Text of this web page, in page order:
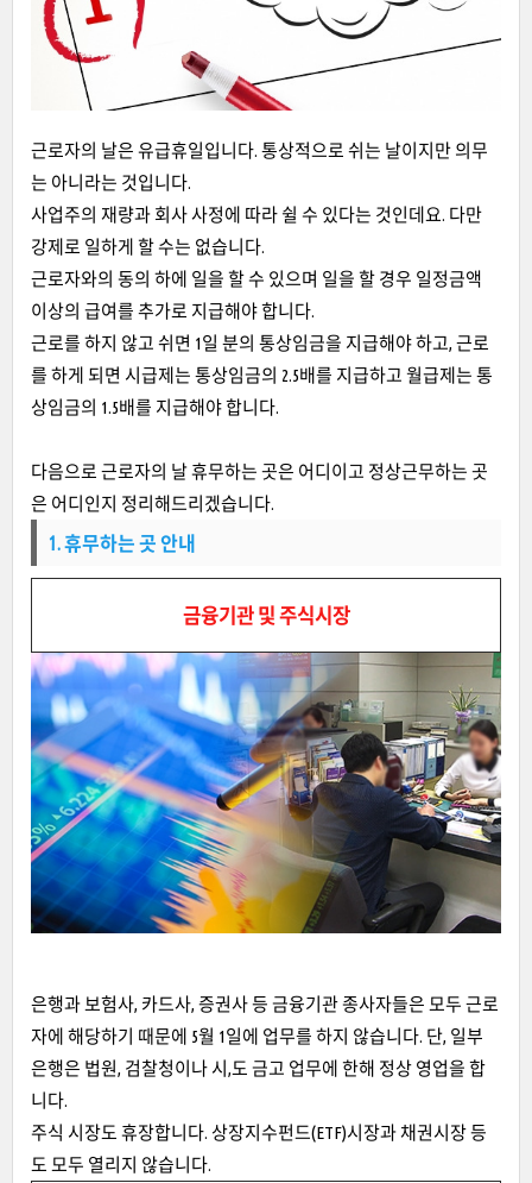
근로자의 날은 유급휴일입니다. 통상적으로 쉬는 날이지만 의무
는 아니라는 것입니다.
사업주의 재량과 회사 사정에 따라 쉴 수 있다는 것인데요. 다만
강제로 일하게 할 수는 없습니다.
근로자와의 동의 하에 일을 할 수 있으며 일을 할 경우 일정금액
이상의 급여를 추가로 지급해야 합니다.
근로를 하지 않고 쉬면 1일 분의 통상임금을 지급해야 하고, 근로
를 하게 되면 시급제는 통상임금의 2.5배를 지급하고 월급제는 통
상임금의 1.5배를 지급해야 합니다.
다음으로 근로자의 날 휴무하는 곳은 어디이고 정상근무하는 곳
은 어디인지 정리해드리겠습니다.
1. 휴무하는 곳 안내
금융기관 및 주식시장
은행과 보험사, 카드사, 증권사 등 금융기관 종사자들은 모두 근로
자에 해당하기 때문에 5월 1일에 업무를 하지 않습니다. 단, 일부
은행은 법원, 검찰청이나 시,도 금고 업무에 한해 정상 영업을 합
니다.
주식 시장도 휴장합니다. 상장지수펀드(ETF)시장과 채권시장 등
도 모두 열리지 않습니다.